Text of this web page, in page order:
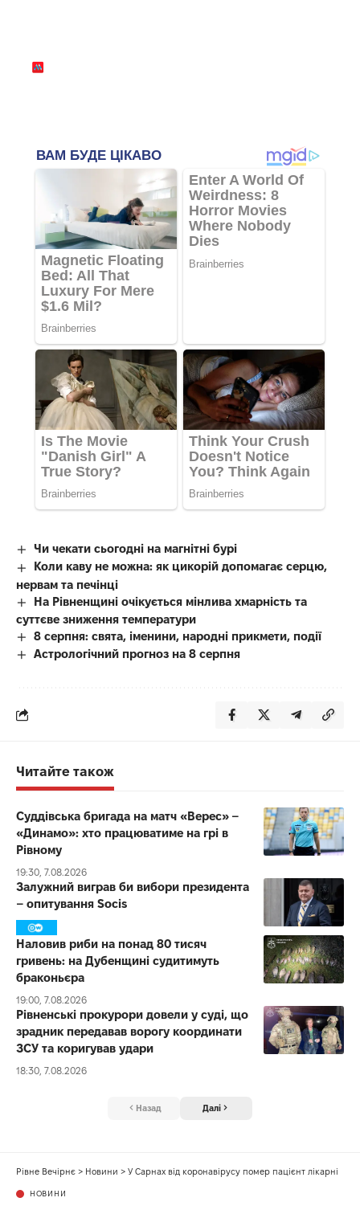
Чи чекати сьогодні на магнітні бурі
Коли каву не можна: як цикорій допомагає серцю,
нервам та печінці
На Рівненщині очікується мінлива хмарність та
суттєве зниження температури
8 серпня: свята, іменини, народні прикмети, події
Астрологічний прогноз на 8 серпня
Читайте також
Суддівська бригада на матч «Верес» –
«Динамо»: хто працюватиме на грі в
Рівному
19:30, 7.08.2026
Залужний виграв би вибори президента
– опитування Socis
Наловив риби на понад 80 тисяч
гривень: на Дубенщині судитимуть
браконьєра
19:00, 7.08.2026
Рівненські прокурори довели у суді, що
зрадник передавав ворогу координати
ЗСУ та коригував удари
18:30, 7.08.2026
Назад Далі
Рівне Вечірнє > Новини > У Сарнах від коронавірусу помер пацієнт лікарні
НОВИНИ